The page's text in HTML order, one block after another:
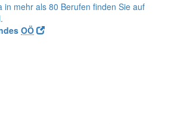
in mehr als 80 Berufen finden Sie auf
OÖ